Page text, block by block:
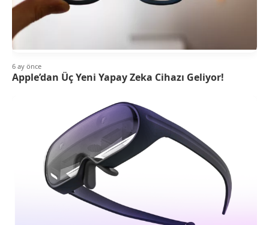
6 ay önce
Apple’dan Üç Yeni Yapay Zeka Cihazı Geliyor!